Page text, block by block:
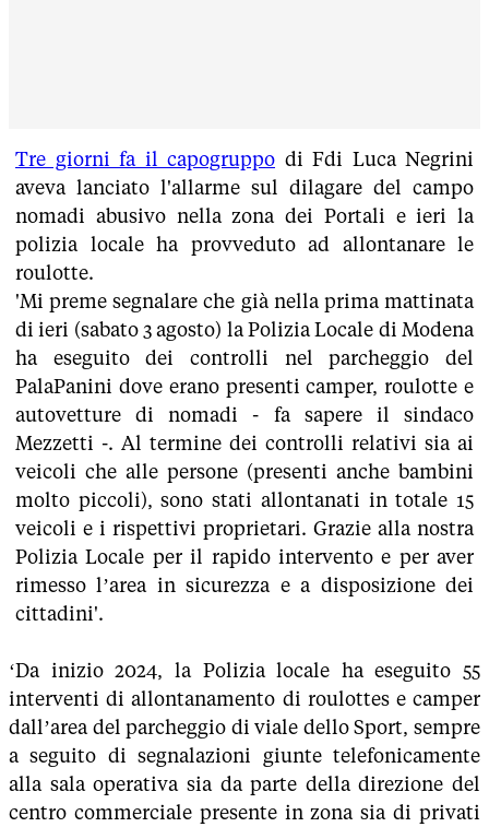
Tre giorni fa il capogruppo di Fdi Luca Negrini
aveva lanciato l'allarme sul dilagare del campo
nomadi abusivo nella zona dei Portali e ieri la
polizia locale ha provveduto ad allontanare le
roulotte.
'Mi preme segnalare che già nella prima mattinata
di ieri (sabato 3 agosto) la Polizia Locale di Modena
ha eseguito dei controlli nel parcheggio del
PalaPanini dove erano presenti camper, roulotte e
autovetture di nomadi - fa sapere il sindaco
Mezzetti -. Al termine dei controlli relativi sia ai
veicoli che alle persone (presenti anche bambini
molto piccoli), sono stati allontanati in totale 15
veicoli e i rispettivi proprietari. Grazie alla nostra
Polizia Locale per il rapido intervento e per aver
rimesso l’area in sicurezza e a disposizione dei
cittadini'.
‘Da inizio 2024, la Polizia locale ha eseguito 55
interventi di allontanamento di roulottes e camper
dall’area del parcheggio di viale dello Sport, sempre
a seguito di segnalazioni giunte telefonicamente
alla sala operativa sia da parte della direzione del
centro commerciale presente in zona sia di privati